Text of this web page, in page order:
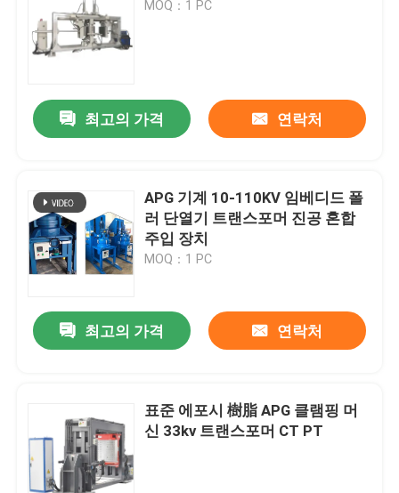
쌓인 핵
유니 코어
아몰퍼스 코어
트랜스포머 알루미늄 포일
트랜스포머 구리 포일
트랜스포머 구리 와이어
MOQ：1 PC
최고의 가격 연락처
APG 기계 10-110KV 임베디드 폴
러 단열기 트랜스포머 진공 혼합
주입 장치
MOQ：1 PC
최고의 가격 연락처
표준 에포시 樹脂 APG 클램핑 머
신 33kv 트랜스포머 CT PT